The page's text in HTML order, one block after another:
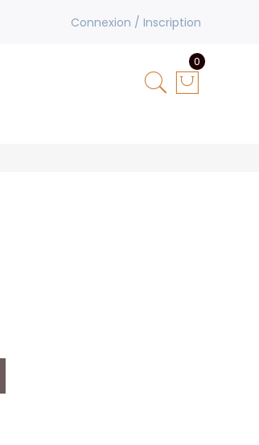
Connexion / Inscription
0